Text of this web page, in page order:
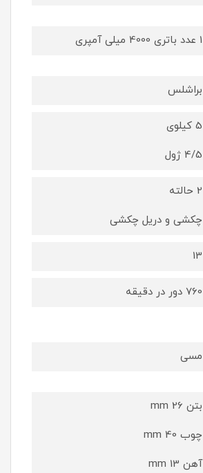
1 عدد باتری 4000 میلی آمپری
براشلس
5 کیلوی
4/5 ژول
2 حالته
چکشی و دریل چکشی
13
760 دور در دقیقه
مسی
بتن 26 mm
چوب 40 mm
آهن 13 mm